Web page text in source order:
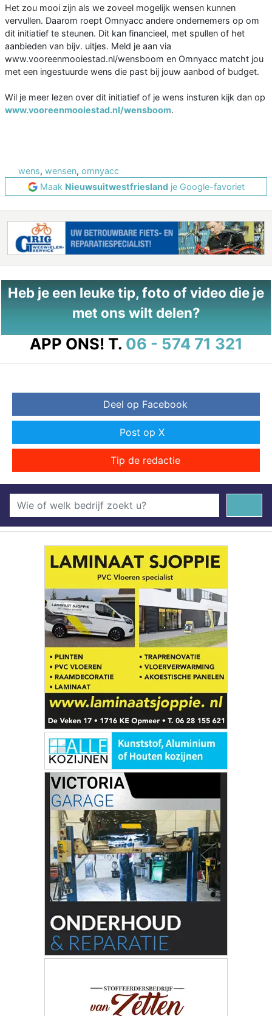
Het zou mooi zijn als we zoveel mogelijk wensen kunnen
vervullen. Daarom roept Omnyacc andere ondernemers op om
dit initiatief te steunen. Dit kan financieel, met spullen of het
aanbieden van bijv. uitjes. Meld je aan via
www.vooreenmooiestad.nl/wensboom en Omnyacc matcht jou
met een ingestuurde wens die past bij jouw aanbod of budget.
Wil je meer lezen over dit initiatief of je wens insturen kijk dan op
www.vooreenmooiestad.nl/wensboom.
wens, wensen, omnyacc
Maak Nieuwsuitwestfrieslandje Google-favoriet
Heb je een leuke tip, foto of video die je
met ons wilt delen?
APP ONS! T. 06 - 574 71 321
Deel op Facebook
Post op X
Tip de redactie